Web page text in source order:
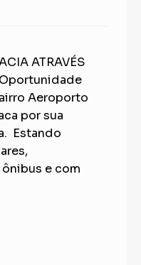
ATRAVÉS
Oportunidade
Aeroporto
por sua
Estando
e com